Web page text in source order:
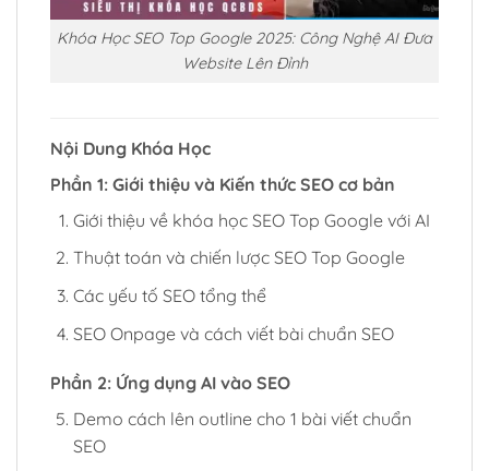
Khóa Học SEO Top Google 2025: Công Nghệ AI Đưa
Website Lên Đỉnh
Nội Dung Khóa Học
Phần 1: Giới thiệu và Kiến thức SEO cơ bản
Giới thiệu về khóa học SEO Top Google với AI
Thuật toán và chiến lược SEO Top Google
Các yếu tố SEO tổng thể
SEO Onpage và cách viết bài chuẩn SEO
Phần 2: Ứng dụng AI vào SEO
Demo cách lên outline cho 1 bài viết chuẩn
SEO